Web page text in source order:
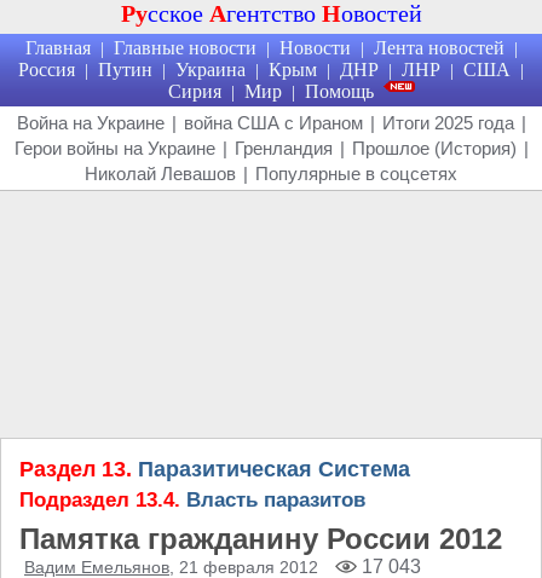
Русское Агентство Новостей
Главная | Главные новости | Новости | Лента новостей |
Россия | Путин | Украина | Крым | ДНР | ЛНР | США |
Сирия | Мир | Помощь
Война на Украине | война США с Ираном | Итоги 2025 года |
Герои войны на Украине | Гренландия | Прошлое (История) |
Николай Левашов | Популярные в соцсетях
Раздел 13. Паразитическая Система
Подраздел 13.4. Власть паразитов
Памятка гражданину России 2012
Вадим Емельянов , 21 февраля 2012 17 043